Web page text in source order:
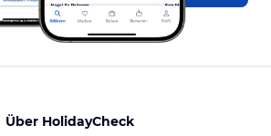
Über HolidayCheck